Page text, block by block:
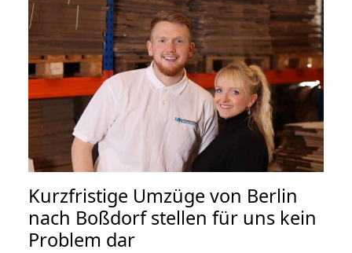
Kurzfristige Umzüge von Berlin
nach Boßdorf stellen für uns kein
Problem dar